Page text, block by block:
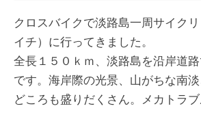
クロスバイクで淡路島一周サイク
イチ）に行ってきました。
全長１５０ｋｍ、淡路島を沿岸道
です。海岸際の光景、山がちな南
どころも盛りだくさん。メカトラブ